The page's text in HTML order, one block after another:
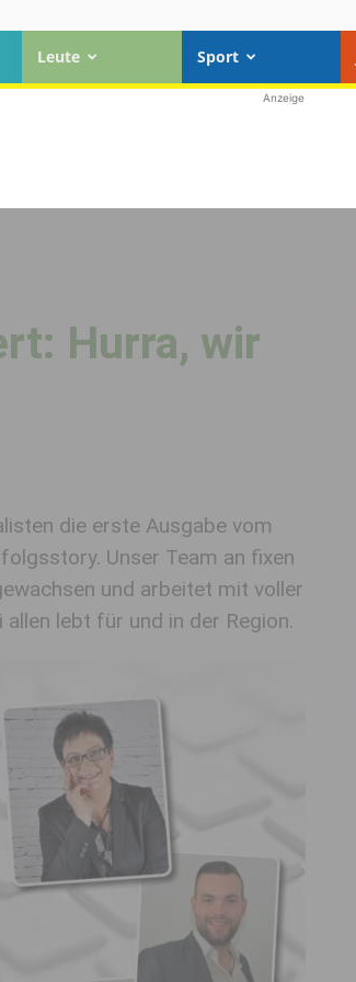
Leute Sport
Anzeige
Hurra, wir
die erste Ausgabe vom
Unser Team an fixen
und arbeitet mit voller
lebt für und in der Region.